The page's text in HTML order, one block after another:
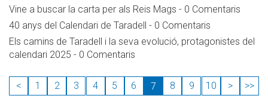
Vine a buscar la carta per als Reis Mags - 0 Comentaris
40 anys del Calendari de Taradell - 0 Comentaris
Els camins de Taradell i la seva evolució, protagonistes del
calendari 2025 - 0 Comentaris
< 1 2 3 4 5 6 7 8 9 10 > >>